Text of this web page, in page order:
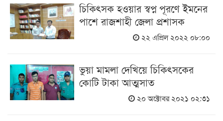
চিকিৎসক হওয়ার স্বপ্ন পূরণে ইমনের
পাশে রাজশাহী জেলা প্রশাসক
২২ এপ্রিল ২০২২ ০৮:০০
ভুয়া মামলা দেখিয়ে চিকিৎসকের
কোটি টাকা আত্মসাত
২০ অক্টোবর ২০২১ ০২:৩১